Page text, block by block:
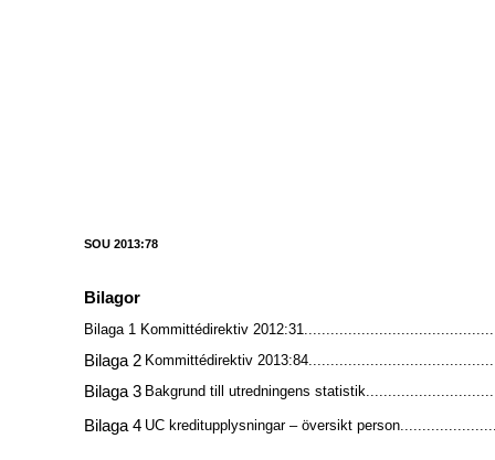
SOU 2013:78
Bilagor
Bilaga 1 Kommittédirektiv
Bilaga 2 Kommittédirektiv
Bilaga 3 Bakgrund till utredningens
Bilaga 4 UC kreditupplysningar – översikt